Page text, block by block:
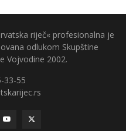
riječ« profesionalna je
odlukom Skupštine
Vojvodine 2002.
33-55